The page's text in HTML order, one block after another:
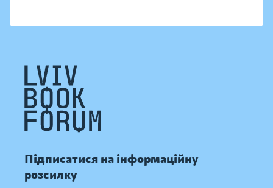
Підписатися на інформаційну
розсилку